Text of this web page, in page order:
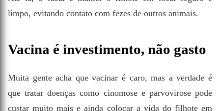
limpo, evitando contato com fezes de outros animais.
Vacina é investimento, não gasto
Muita gente acha que vacinar é caro, mas a verdade é
que tratar doenças como cinomose e parvovirose pode
custar muito mais e ainda colocar a vida do filhote em